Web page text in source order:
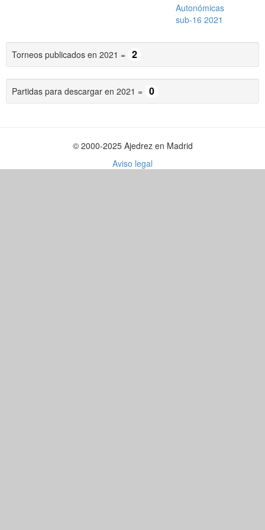
Autonómicas
sub-16 2021
Torneos publicados en 2021 = 2
Partidas para descargar en 2021 = 0
© 2000-2025 Ajedrez en Madrid
Aviso legal